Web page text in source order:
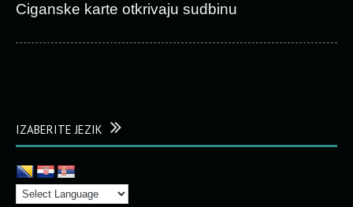
Ciganske karte otkrivaju sudbinu
IZABERITE JEZIK